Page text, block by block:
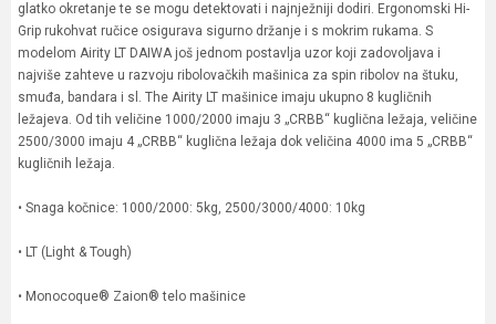
glatko okretanje te se mogu detektovati i najnježniji dodiri. Ergonomski Hi-
Grip rukohvat ručice osigurava sigurno držanje i s mokrim rukama. S
modelom Airity LT DAIWA još jednom postavlja uzor koji zadovoljava i
najviše zahteve u razvoju ribolovačkih mašinica za spin ribolov na štuku,
smuđa, bandara i sl. The Airity LT mašinice imaju ukupno 8 kugličnih
ležajeva. Od tih veličine 1000/2000 imaju 3 „CRBB“ kuglična ležaja, veličine
2500/3000 imaju 4 „CRBB“ kuglična ležaja dok veličina 4000 ima 5 „CRBB“
kugličnih ležaja.
• Snaga kočnice: 1000/2000: 5kg, 2500/3000/4000: 10kg
• LT (Light & Tough)
• Monocoque® Zaion® telo mašinice